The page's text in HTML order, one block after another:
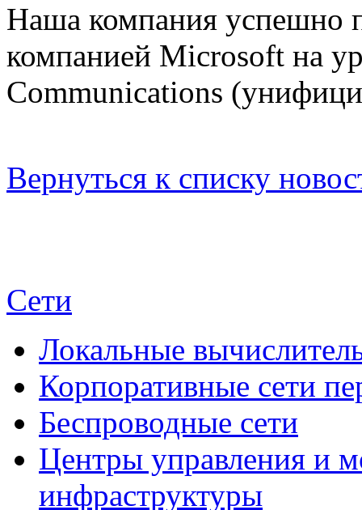
Наша компания успешно
компанией Microsoft на
Communications
Вернуться к списку
Сети
Локальные
Корпоративные сети
Беспроводные сети
Центры управления и
инфраструктуры